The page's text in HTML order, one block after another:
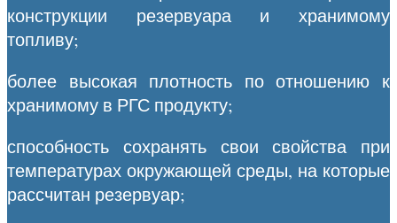
конструкции резервуара и хранимому
топливу;
более высокая плотность по отношению к
хранимому в РГС продукту;
способность сохранять свои свойства при
температурах окружающей среды, на которые
рассчитан резервуар;